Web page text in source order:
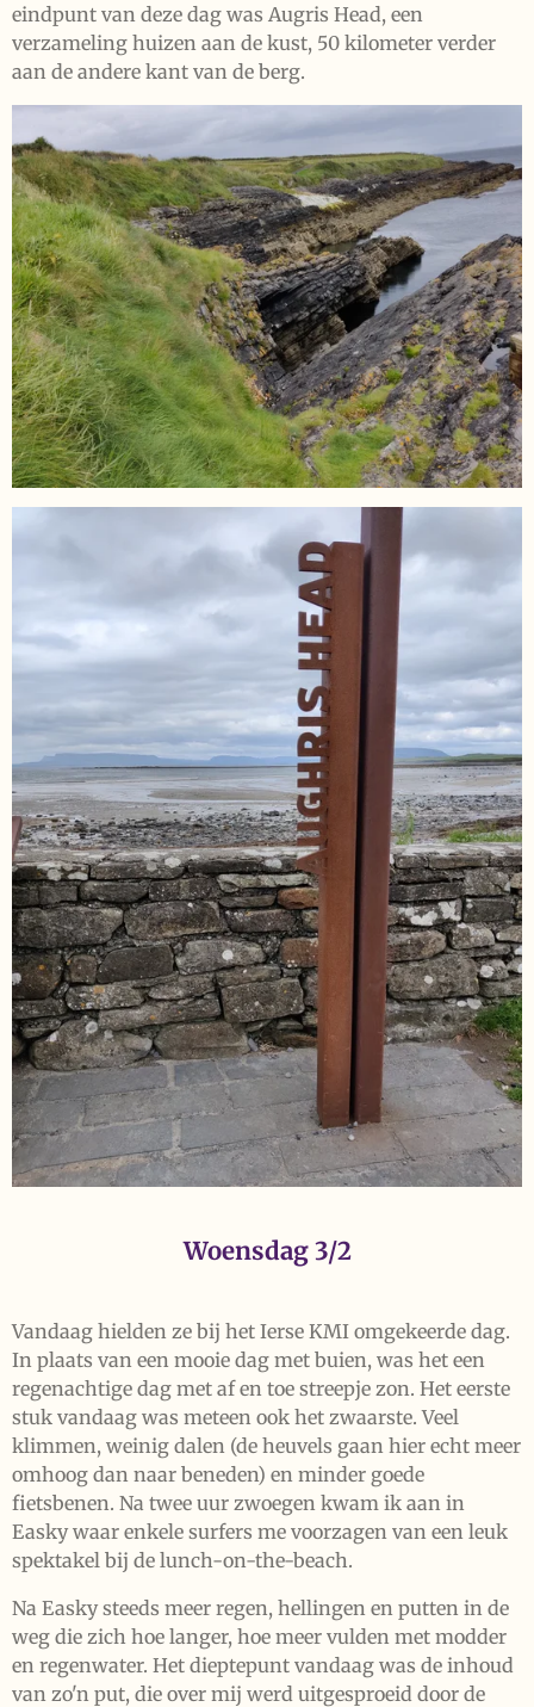
eindpunt van deze dag was Augris Head, een
verzameling huizen aan de kust, 50 kilometer verder
aan de andere kant van de berg.
Woensdag 3/2
Vandaag hielden ze bij het Ierse KMI omgekeerde dag.
In plaats van een mooie dag met buien, was het een
regenachtige dag met af en toe streepje zon. Het eerste
stuk vandaag was meteen ook het zwaarste. Veel
klimmen, weinig dalen (de heuvels gaan hier echt meer
omhoog dan naar beneden) en minder goede
fietsbenen. Na twee uur zwoegen kwam ik aan in
Easky waar enkele surfers me voorzagen van een leuk
spektakel bij de lunch-on-the-beach.
Na Easky steeds meer regen, hellingen en putten in de
weg die zich hoe langer, hoe meer vulden met modder
en regenwater. Het dieptepunt vandaag was de inhoud
van zo'n put, die over mij werd uitgesproeid door de